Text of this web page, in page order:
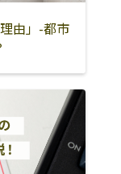
由」-都市